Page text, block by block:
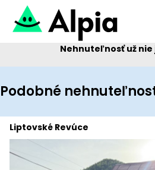
Nehnuteľnosť už nie
Podobné
Liptovské Revúce